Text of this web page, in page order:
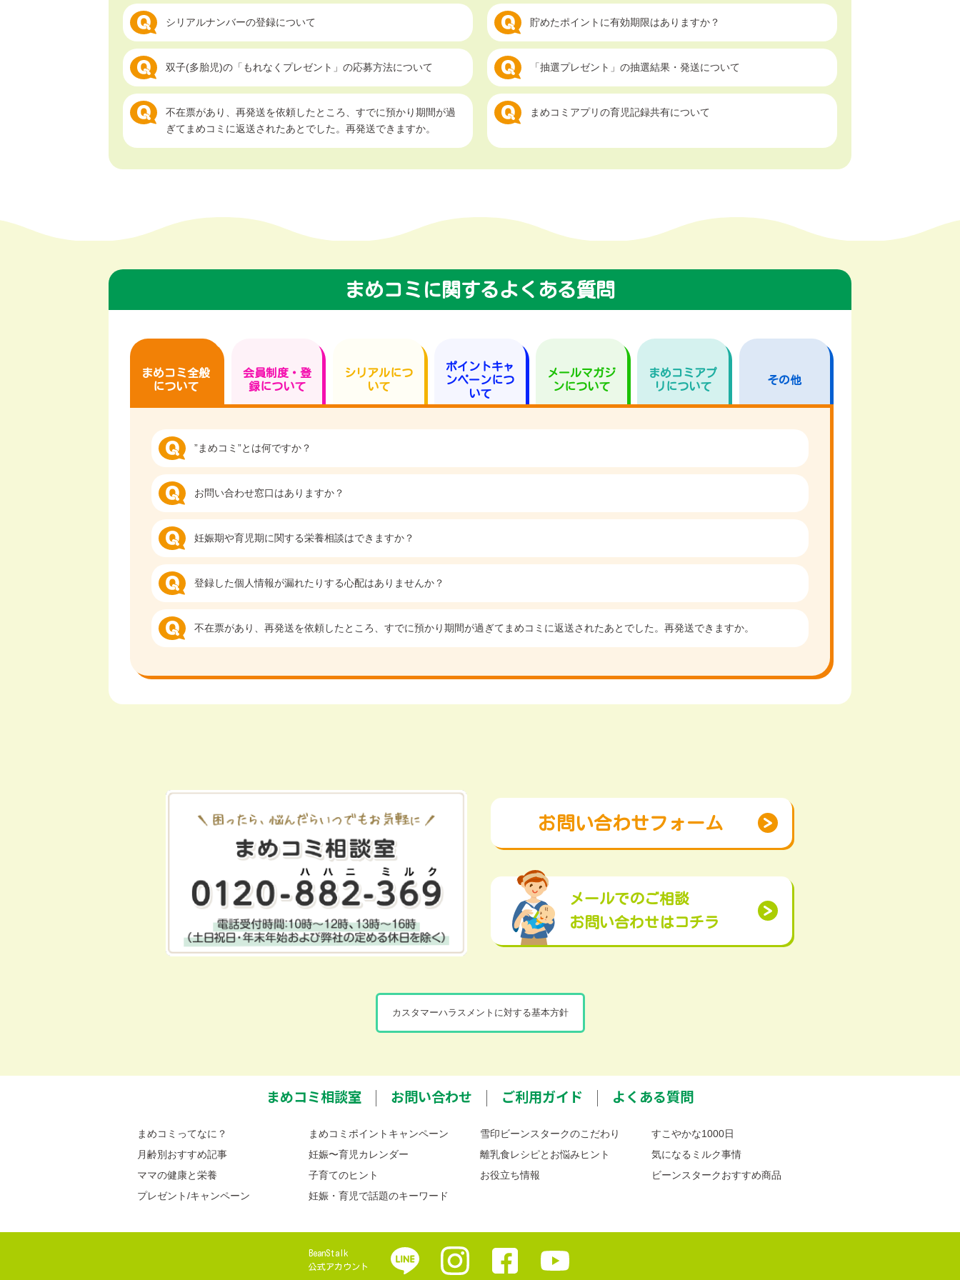
シリアルナンバーの登録について 貯めたポイントに有効期限はありますか？
双子(多胎児)の「もれなくプレゼント」の応募方法について 「抽選プレゼント」の抽選結果・発送について
不在票があり、再発送を依頼したところ、すでに預かり期間が過
ぎてまめコミに返送されたあとでした。再発送できますか。
まめコミアプリの育児記録共有について
まめコミに関するよくある質問
まめコミ全般
について
会員制度・登
録について
シリアルにつ
いて
ポイントキャ
ンペーンにつ
いて
メールマガジ
ンについて
まめコミアプ
リについて
その他
”まめコミ”とは何ですか？
お問い合わせ窓口はありますか？
妊娠期や育児期に関する栄養相談はできますか？
登録した個人情報が漏れたりする心配はありませんか？
不在票があり、再発送を依頼したところ、すでに預かり期間が過ぎてまめコミに返送されたあとでした。再発送できますか。
お問い合わせフォーム
メールでのご相談
お問い合わせはコチラ
カスタマーハラスメントに対する基本方針
まめコミ相談室 お問い合わせ ご利用ガイド よくある質問
まめコミってなに？ まめコミポイントキャンペーン 雪印ビーンスタークのこだわり
すこやかな1000日
月齢別おすすめ記事
妊娠〜育児カレンダー 離乳食レシピとお悩みヒント
気になるミルク事情
ママの健康と栄養
子育てのヒント お役立ち情報
ビーンスタークおすすめ商品
プレゼント/キャンペーン
妊娠・育児で話題のキーワード
BeanStalk
公式アカウント